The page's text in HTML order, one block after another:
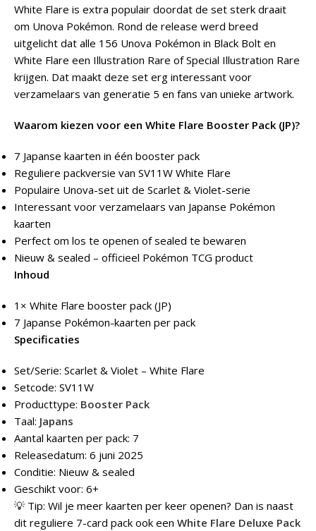
White Flare is extra populair doordat de set sterk draait
om Unova Pokémon. Rond de release werd breed
uitgelicht dat alle 156 Unova Pokémon in Black Bolt en
White Flare een Illustration Rare of Special Illustration Rare
krijgen. Dat maakt deze set erg interessant voor
verzamelaars van generatie 5 en fans van unieke artwork.
Waarom kiezen voor een White Flare Booster Pack (JP)?
7 Japanse kaarten in één booster pack
Reguliere packversie van SV11W White Flare
Populaire Unova-set uit de Scarlet & Violet-serie
Interessant voor verzamelaars van Japanse Pokémon
kaarten
Perfect om los te openen of sealed te bewaren
Nieuw & sealed – officieel Pokémon TCG product
Inhoud
1× White Flare booster pack (JP)
7 Japanse Pokémon-kaarten per pack
Specificaties
Set/Serie: Scarlet & Violet – White Flare
Setcode: SV11W
Producttype: Booster Pack
Taal: Japans
Aantal kaarten per pack: 7
Releasedatum: 6 juni 2025
Conditie: Nieuw & sealed
Geschikt voor: 6+
💡 Tip: Wil je meer kaarten per keer openen? Dan is naast
dit reguliere 7-card pack ook een White Flare Deluxe Pack